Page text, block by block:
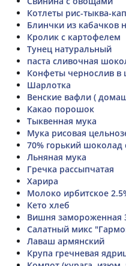
Котлеты рис-тыква-
Блинчки из кабачков
Кролик с картофелем
Тунец натуральный
паста сливочная
Конфеты чернослив в
Шарлотка
Венские вафли (
Какао порошок
Тыквенная мука
Мука рисовая
70% горький
Льняная мука
Гречка рассыпчатая
Харира
Молоко ирбитское
Кето хлеб
Вишня замороженная
Салатный микс
Лаваш армянский
Крупа гречневая